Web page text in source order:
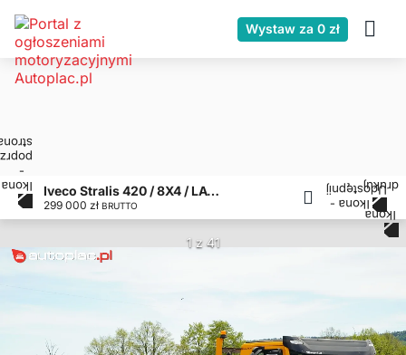
Wystaw za 0 zł
Iveco Stralis 420 / 8X4 / LAWETA / PLATFORMA 10 M / NAJAZDY HYDRAULICZ
299 000 zł BRUTTO
1 z 41